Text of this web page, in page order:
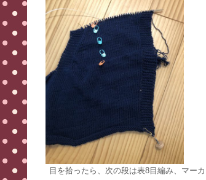
目を拾ったら、次の段は表8目編み、マー